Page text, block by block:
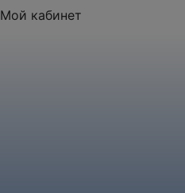
Мой кабинет